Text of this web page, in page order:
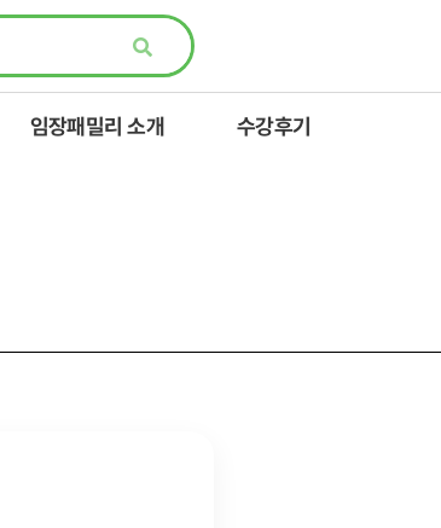
임장패밀리 소개 수강후기